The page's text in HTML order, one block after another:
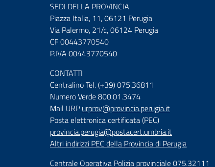
SEDI DELLA PROVINCIA
Piazza Italia, 11, 06121 Perugia
Via Palermo, 21/c, 06124 Perugia
CF 00443770540
P.IVA 00443770540
CONTATTI
Centralino Tel. (+39) 075.36811
Numero Verde 800.01.3474
Mail URP urprov@provincia.perugia.it
Posta elettronica certificata (PEC)
provincia.perugia@postacert.umbria.it
Altri indirizzi PEC della Provincia di Perugia
Centrale Operativa Polizia provinciale 075.32111